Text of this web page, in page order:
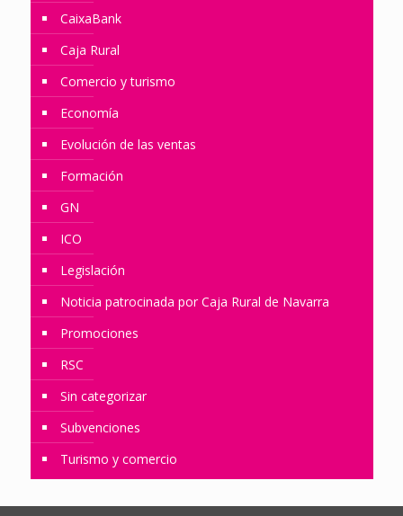
CaixaBank
Caja Rural
Comercio y turismo
Economía
Evolución de las ventas
Formación
GN
ICO
Legislación
Noticia patrocinada por Caja Rural de Navarra
Promociones
RSC
Sin categorizar
Subvenciones
Turismo y comercio